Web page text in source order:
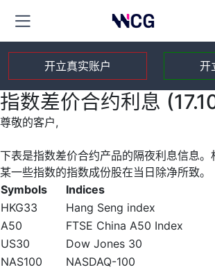
开立真实账户 开
指数差价合约利息
尊敬的客户,
下表是指数差价合约产品的隔夜利息信息
某一些指数的指数成份股在当日除净所致。
Symbols
Indices
HKG33
Hang Seng index
A50
FTSE China A50 Index
US30
Dow Jones 30
NAS100
NASDAQ-100